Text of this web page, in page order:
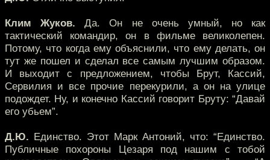
Клим Жуков. Да. Он не очень умный, но как
тактический командир, он в фильме великолепен.
Потому, что когда ему объяснили, что ему делать, он
тут же пошел и сделал все самым лучшим образом.
И выходит с предложением, чтобы Брут, Кассий,
Сервилия и все прочие перекурили, а он на улице
подождет. Ну, и конечно Кассий говорит Бруту: “Давай
его убьем”.
Д.Ю. Единство. Этот Марк Антоний, что: “Единство.
Публичные похороны Цезаря под нашим с тобой